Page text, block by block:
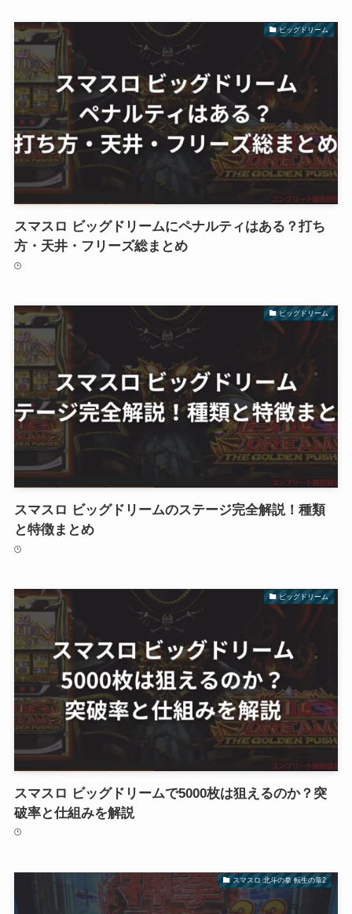
ビッグドリーム
スマスロ ビッグドリームにペナルティはある？打ち
方・天井・フリーズ総まとめ
ビッグドリーム
スマスロ ビッグドリームのステージ完全解説！種類
と特徴まとめ
ビッグドリーム
スマスロ ビッグドリームで5000枚は狙えるのか？突
破率と仕組みを解説
スマスロ 北斗の拳 転生の章2